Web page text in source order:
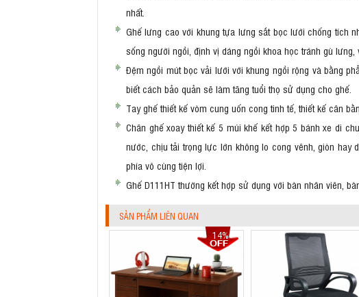
nhất.
Ghế lưng cao với khung tựa lưng sắt bọc lưới chống tích
sống người ngồi, định vị dáng ngồi khoa học tránh gù
Đệm ngồi mút bọc vải lưới với khung ngồi rộng và bằng
biết cách bảo quản sẽ làm tăng tuổi thọ sử dụng cho ghế.
Tay ghế thiết kế vòm cung uốn cong tinh tế, thiết kế cân
Chân ghế xoay thiết kế 5 múi khế kết hợp 5 bánh xe di
nước, chịu tải trọng lực lớn không lo cong vênh, giòn hay
phía vô cùng tiện lợi.
Ghế D111HT thường kết hợp sử dụng với bàn nhân viên,
SẢN PHẨM LIÊN QUAN
14%